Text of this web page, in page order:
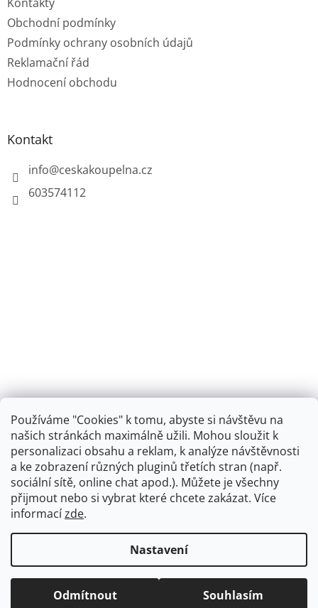
Používáme "Cookies" k tomu, abyste si návštěvu na
našich stránkách maximálně užili. Mohou sloužit k
personalizaci obsahu a reklam, k analýze návštěvnosti
a ke zobrazení různých pluginů třetích stran (např.
sociální sítě, online chat apod.). Můžete je všechny
přijmout nebo si vybrat které chcete zakázat. Více
informacízde.
Nastavení
Odmítnout Souhlasím
Obchodní podmínky
Podmínky ochrany osobních údajů
Reklamační řád
Hodnocení obchodu
Kontakt
info@ceskakoupelna.cz
603574112
Retro koupelna
Vytvořil Shoptet + plnenieshopu.cz
Copyright 2026Dřezová-baterie.cz. Všechna práva